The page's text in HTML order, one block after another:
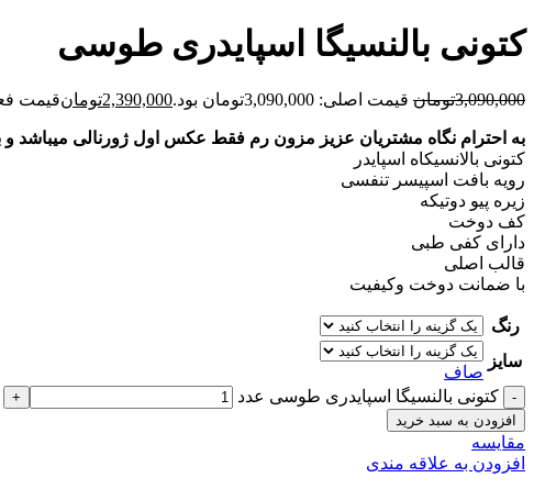
کتونی بالنسیگا اسپايدری طوسی
3,090,000تومان قیمت اصلی: 3,090,000تومان بود. 2,390,000تومانقیمت فعلی:
به احترام نگاه مشتریان عزیز مزون رم فقط عکس اول ژورنالی میباشد
كتونى بالانسيكاه اسپايدر
رويه بافت اسپيسر تنفسى
زيره پيو دوتيكه
كف دوخت
داراى كفى طبى
قالب اصلى
با ضمانت دوخت وكيفيت
رنگ
سایز
صاف
کتونی بالنسیگا اسپايدری طوسی عدد
افزودن به سبد خرید
مقايسه
افزودن به علاقه مندی